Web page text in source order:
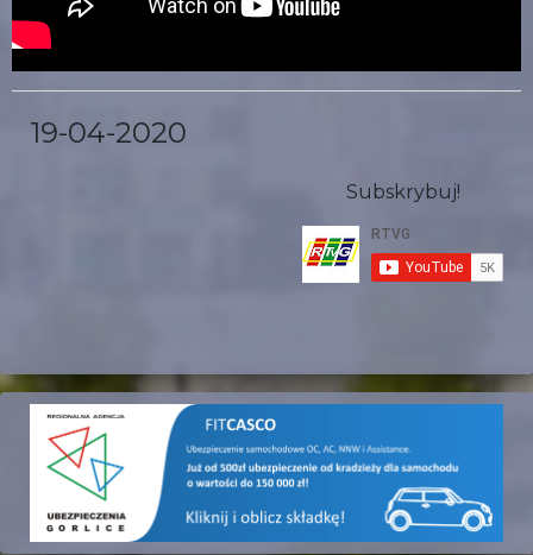
19-04-2020
Subskrybuj!